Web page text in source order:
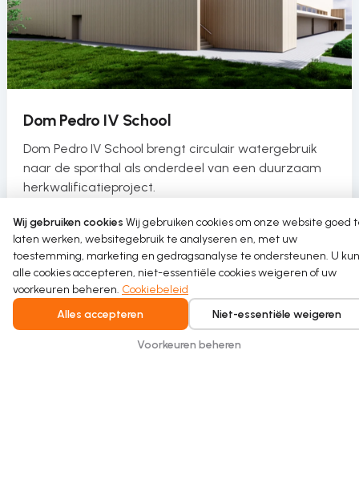
Dom Pedro IV School
Dom Pedro IV School brengt circulair watergebruik
naar de sporthal als onderdeel van een duurzaam
herkwalificatieproject.
Read more
Wij gebruiken cookies Wij gebruiken cookies om onze website goed
laten werken, websitegebruik te analyseren en, met uw
toestemming, marketing en gedragsanalyse te ondersteunen. U
alle cookies accepteren, niet-essentiële cookies weigeren of uw
voorkeuren beheren. Cookiebeleid
Alles accepteren
Niet-essentiële weigeren
Voorkeuren beheren